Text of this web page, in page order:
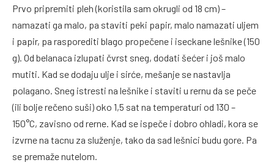
Prvo pripremiti pleh (koristila sam okrugli od 18 cm) –
namazati ga malo, pa staviti peki papir, malo namazati uljem
i papir, pa rasporediti blago propečene i iseckane lešnike (150
g). Od belanaca izlupati čvrst sneg, dodati šećer i još malo
mutiti. Kad se dodaju ulje i sirće, mešanje se nastavlja
polagano. Sneg istresti na lešnike i staviti u rernu da se peče
(ili bolje rečeno suši) oko 1,5 sat na temperaturi od 130 –
150°C, zavisno od rerne. Kad se ispeče i dobro ohladi, kora se
izvrne na tacnu za služenje, tako da sad lešnici budu gore. Pa
se premaže nutelom.